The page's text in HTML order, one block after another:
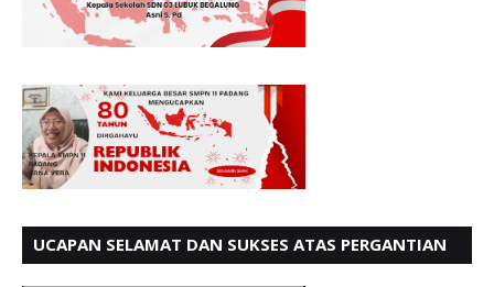
UCAPAN SELAMAT DAN SUKSES ATAS PERGANTIAN